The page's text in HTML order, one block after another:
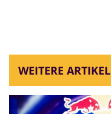
WEITERE ARTIKEL